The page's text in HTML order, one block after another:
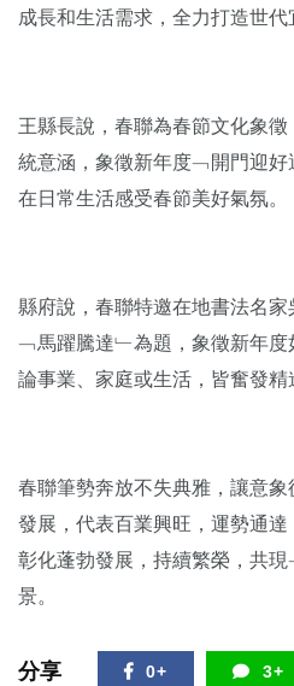
成長和生活需求，全力打造世代
王縣長說，春聯為春節文化象
統意涵，象徵新年度﹁開門迎
在日常生活感受春節美好氣氛。
縣府說，春聯特邀在地書法名
﹁馬躍騰達﹂為題，象徵新年
論事業、家庭或生活，皆奮發精
春聯筆勢奔放不失典雅，讓意
發展，代表百業興旺，運勢通
彰化蓬勃發展，持續繁榮，共
景。
分享 0+ 3+